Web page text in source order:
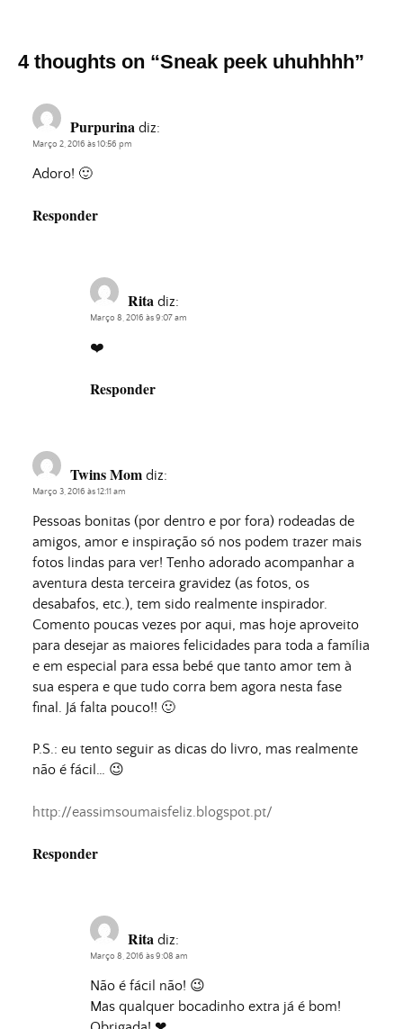
4 thoughts on “Sneak peek uhuhhhh”
Purpurina diz:
Março 2, 2016 às 10:56 pm
Adoro! 🙂
Responder
Rita diz:
Março 8, 2016 às 9:07 am
❤️
Responder
Twins Mom diz:
Março 3, 2016 às 12:11 am
Pessoas bonitas (por dentro e por fora) rodeadas de
amigos, amor e inspiração só nos podem trazer mais
fotos lindas para ver! Tenho adorado acompanhar a
aventura desta terceira gravidez (as fotos, os
desabafos, etc.), tem sido realmente inspirador.
Comento poucas vezes por aqui, mas hoje aproveito
para desejar as maiores felicidades para toda a família
e em especial para essa bebé que tanto amor tem à
sua espera e que tudo corra bem agora nesta fase
final. Já falta pouco!! 🙂
P.S.: eu tento seguir as dicas do livro, mas realmente
não é fácil… 😉
http://eassimsoumaisfeliz.blogspot.pt/
Responder
Rita diz:
Março 8, 2016 às 9:08 am
Não é fácil não! 😉
Mas qualquer bocadinho extra já é bom!